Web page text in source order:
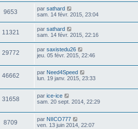
9653 par sathard
sam. 14 févr. 2015, 23:04
11321 par sathard
sam. 14 févr. 2015, 22:16
29772 par saxistedu26
jeu. 05 févr. 2015, 22:46
46662 par Need4Speed
lun. 19 janv. 2015, 23:33
31658 par ice-ice
sam. 20 sept. 2014, 22:29
8709 par NIICO777
ven. 13 juin 2014, 22:07